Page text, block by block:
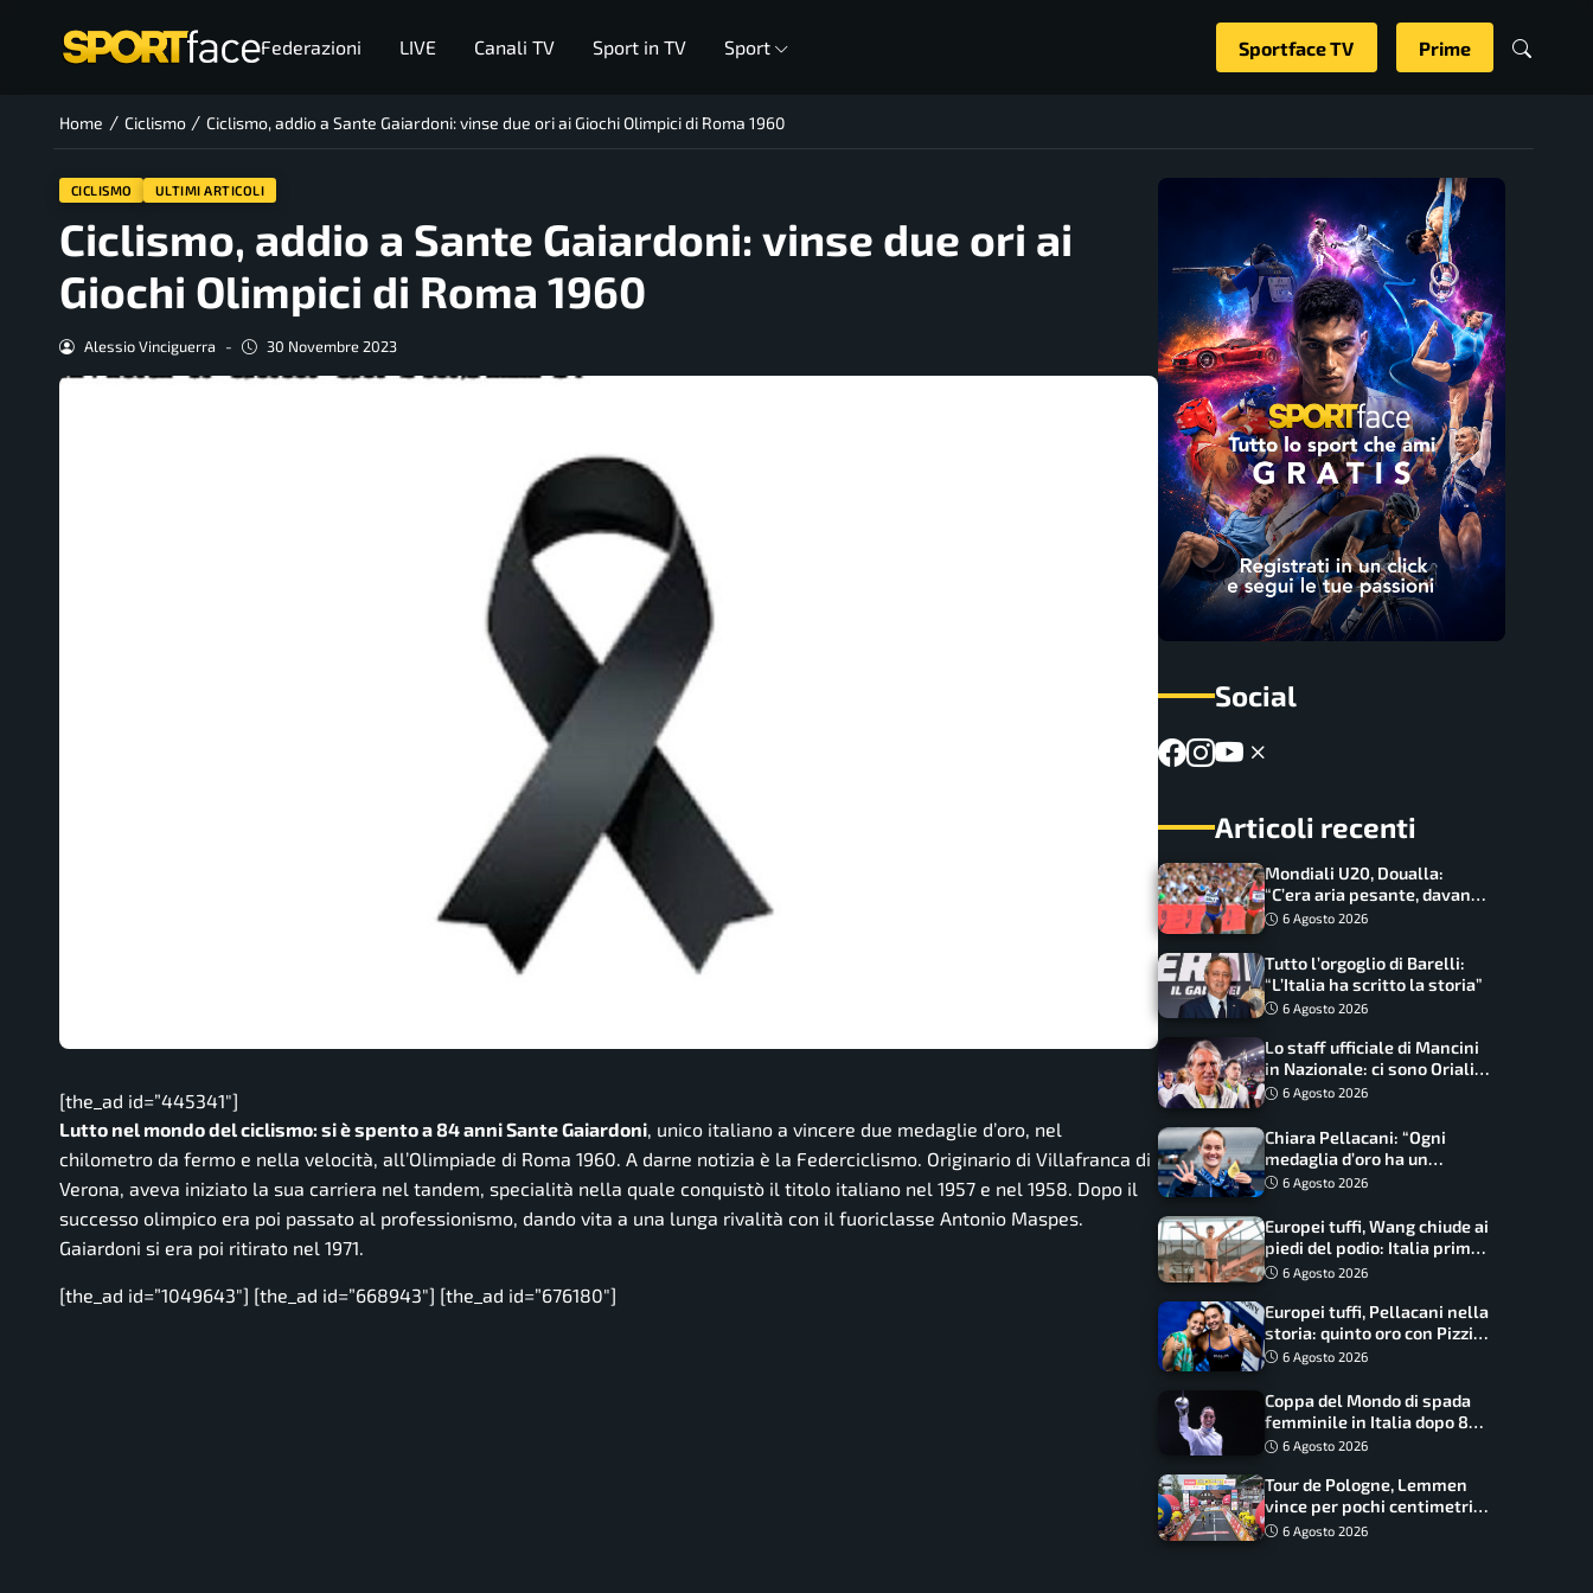
Federazioni LIVE Canali TV Sport in TV Sport Sportface TV Prime
Home / Ciclismo / Ciclismo, addio a Sante Gaiardoni: vinse due ori ai Giochi Olimpici di Roma 1960
CICLISMO ULTIMI ARTICOLI
Ciclismo, addio a Sante Gaiardoni: vinse due ori ai
Giochi Olimpici di Roma 1960
Alessio Vinciguerra - 30 Novembre 2023
[the_ad id=”445341″]
Lutto nel mondo del ciclismo: si è spento a 84 anni Sante Gaiardoni, unico italiano a vincere due medaglie d’oro, nel
chilometro da fermo e nella velocità, all’Olimpiade di Roma 1960. A darne notizia è la Federciclismo. Originario di Villafranca di
Verona, aveva iniziato la sua carriera nel tandem, specialità nella quale conquistò il titolo italiano nel 1957 e nel 1958. Dopo il
successo olimpico era poi passato al professionismo, dando vita a una lunga rivalità con il fuoriclasse Antonio Maspes.
Gaiardoni si era poi ritirato nel 1971.
[the_ad id=”1049643″] [the_ad id=”668943″] [the_ad id=”676180″]
Social
Articoli recenti
Mondiali U20, Doualla:
“C’era aria pesante, davano
le mascherine! Finale? Non
6 Agosto 2026
Tutto l’orgoglio di Barelli:
“L’Italia ha scritto la storia”
6 Agosto 2026
Lo staff ufficiale di Mancini
in Nazionale: ci sono Oriali e
Bonucci, confermato un
6 Agosto 2026
Chiara Pellacani: “Ogni
medaglia d’oro ha un
significato diverso. Ho fatto
6 Agosto 2026
Europei tuffi, Wang chiude ai
piedi del podio: Italia prima
nel medagliere
6 Agosto 2026
Europei tuffi, Pellacani nella
storia: quinto oro con Pizzini
nel sincro da 3 metri
6 Agosto 2026
Coppa del Mondo di spada
femminile in Italia dopo 8
anni, Alberta Santuccio: “Il
frutti”
6 Agosto 2026
Tour de Pologne, Lemmen
vince per pochi centimetri
su Scaroni: maxi-caduta e
6 Agosto 2026